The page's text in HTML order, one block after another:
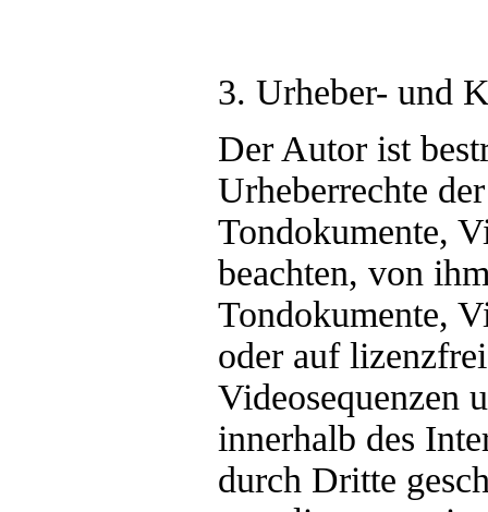
3. Urheber- und
Der Autor ist
Urheberrechte
Tondokumente,
beachten, von
Tondokumente,
oder auf
Videosequenzen
innerhalb des
durch Dritte